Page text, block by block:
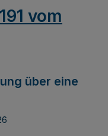
vom
über eine